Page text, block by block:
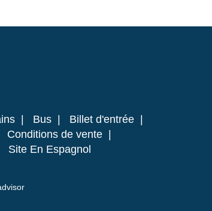
Bus Billet d'entrée
Conditions de vente
Site En Espagnol